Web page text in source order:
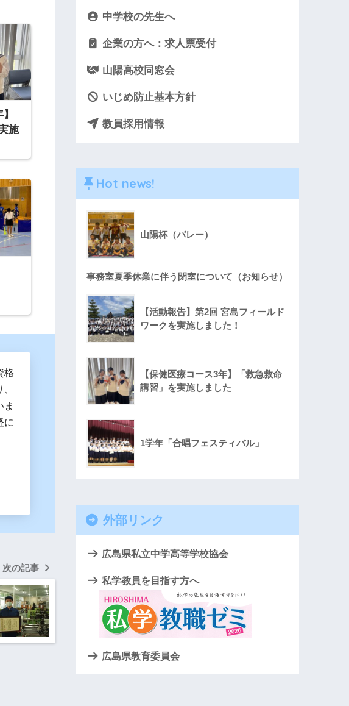
施
格
ま
に
次の記事
中学校の先生へ
企業の方へ：求人票受付
山陽高校同窓会
いじめ防止基本方針
教員採用情報
Hot news!
山陽杯（バレー）
事務室夏季休業に伴う閉室について（お知らせ）
【活動報告】第2回 宮島フィールド
ワークを実施しました！
【保健医療コース3年】「救急救命
講習」を実施しました
1学年「合唱フェスティバル」
外部リンク
広島県私立中学高等学校協会
私学教員を目指す方へ
広島県教育委員会